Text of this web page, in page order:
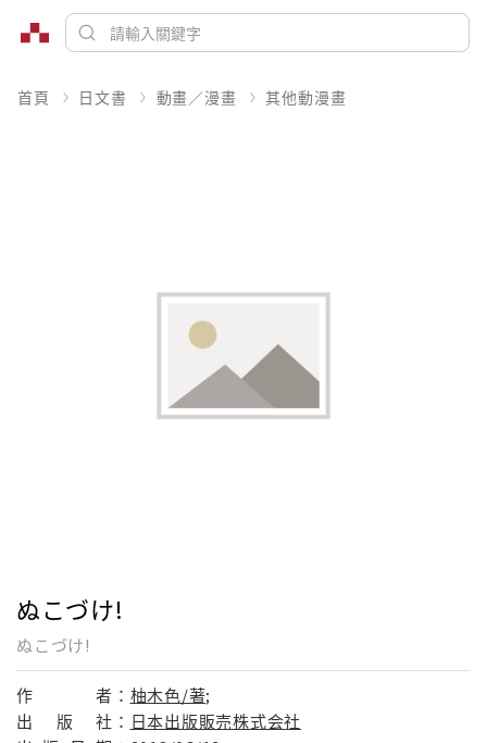
首頁 日文書 動畫／漫畫 其他動漫畫
ぬこづけ!
ぬこづけ!
作 者： 柚木色/著;
出
版 社： 日本出版販売株式会社